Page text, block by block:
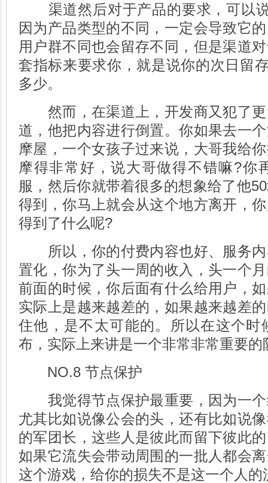
渠道然后对于产品的要求，可以
因为产品类型的不同，一定会导致它
用户群不同也会留存不同，但是渠道
套指标来要求你，就是说你的次日留
多少。
然而，在渠道上，开发商又犯了更
道，他把内容进行倒置。你如果去一
摩屋，一个女孩子过来说，大哥我给
摩得非常好，说大哥做得不错嘛?你
服，然后你就带着很多的想象给了他
得到，你马上就会从这个地方离开，
得到了什么呢?
所以，你的付费内容也好、服务内
置化，你为了头一周的收入，头一个
前面的时候，你后面有什么给用户，
实际上是越来越差的，如果越来越差
住他，是不太可能的。所以在这个时
布，实际上来讲是一个非常非常重要的
NO.8 节点保护
我觉得节点保护最重要，因为一个
尤其比如说像公会的头，还有比如说
的军团长，这些人是彼此而留下彼此
如果它流失会带动周围的一批人都会
这个游戏，给你的损失不是这一个人